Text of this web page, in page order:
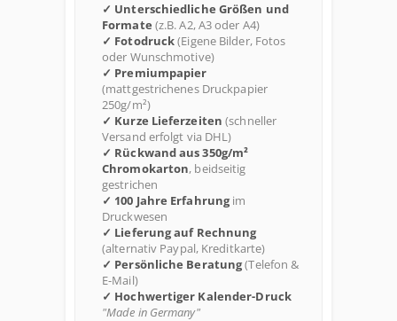
✓ Unterschiedliche Größen und
Formate (z.B. A2, A3 oder A4)
✓ Fotodruck(Eigene Bilder, Fotos
oder Wunschmotive)
✓ Premiumpapier
(mattgestrichenes Druckpapier
250g/m²)
✓ Kurze Lieferzeiten (schneller
Versand erfolgt via DHL)
✓ Rückwand aus 350g/m²
Chromokarton, beidseitig
gestrichen
✓ 100 Jahre Erfahrungim
Druckwesen
✓ Lieferung auf Rechnung
(alternativ Paypal, Kreditkarte)
✓ Persönliche Beratung(Telefon &
E-Mail)
✓ Hochwertiger Kalender-Druck
"Made in Germany"